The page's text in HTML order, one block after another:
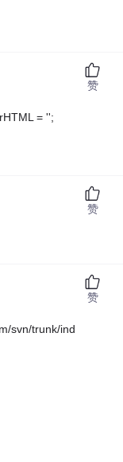
= '';
赞
赞
svn/trunk/ind
赞